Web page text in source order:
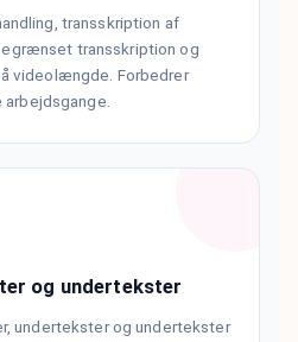
transskription af
transskription og
videolængde. Forbedrer
og undertekster
undertekster og undertekster